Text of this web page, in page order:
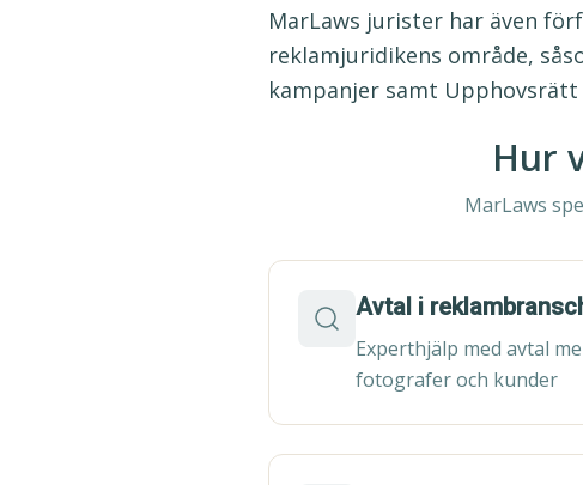
MarLaws jurister har även
reklamjuridikens område,
kampanjer samt
Hur
MarLaws
Avtal i
Experthjälp med avtal
fotografer och kunder